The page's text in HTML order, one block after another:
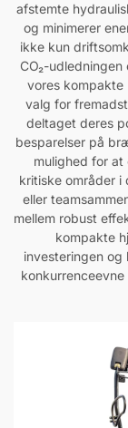
afstemte
og minimerer
ikke kun
CO₂-
vores
valg for
deltaget deres
besparelser på
mulighed for
kritiske områder i
eller
mellem robust
kompakte
investeringen